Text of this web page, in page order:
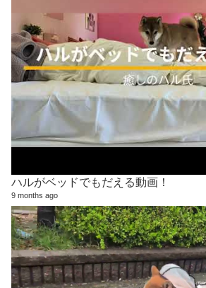
ハルがベッドでもだえる動画！
9 months ago